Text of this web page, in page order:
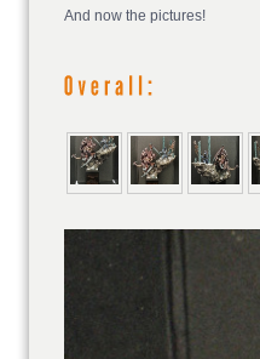
And now the pictures!